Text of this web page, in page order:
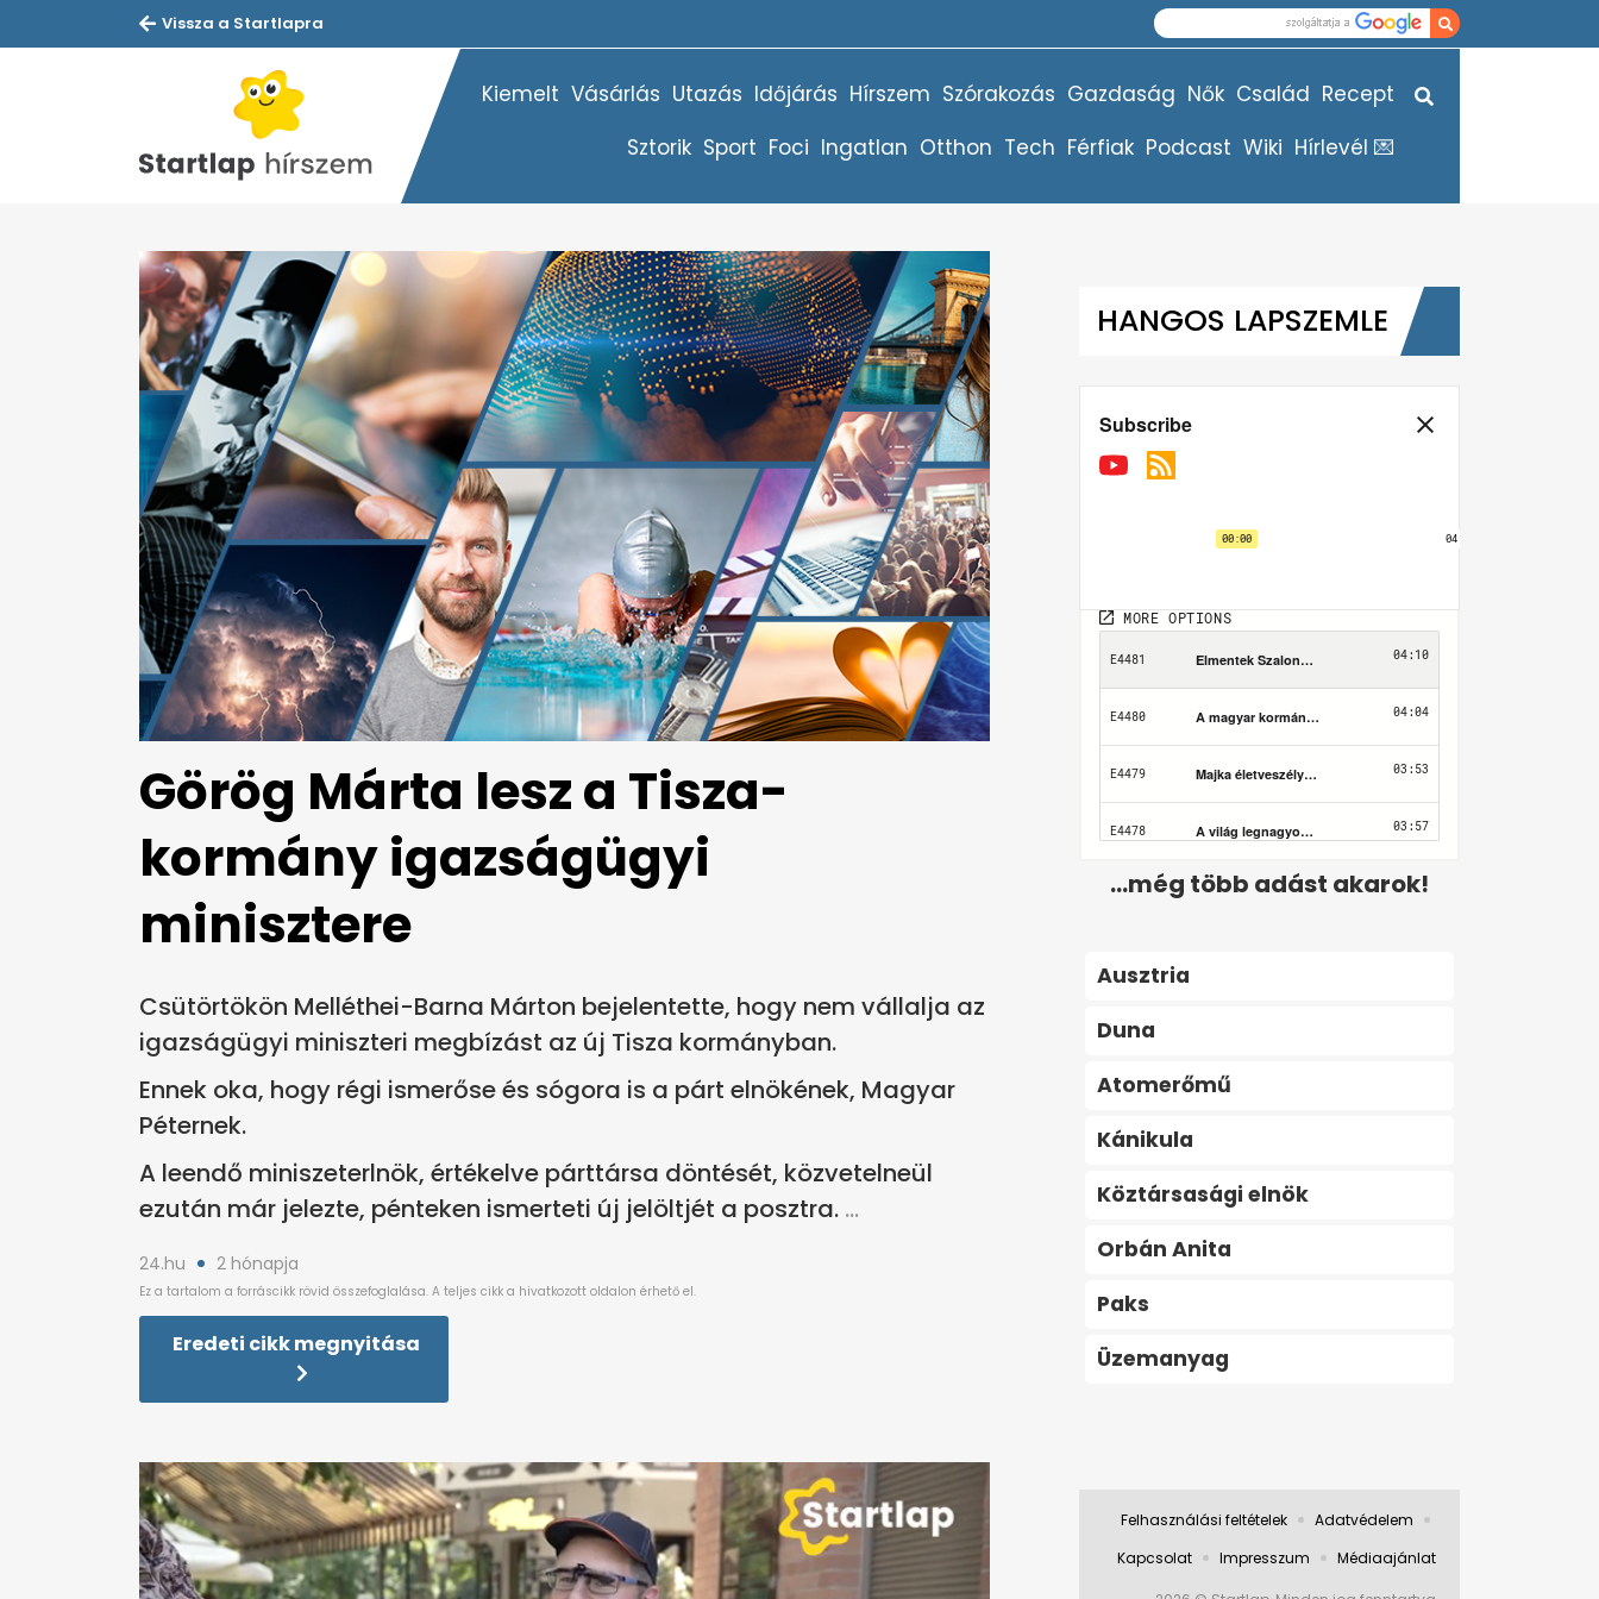
Vissza a Startlapra
Kiemelt Vásárlás Utazás Időjárás Hírszem Szórakozás Gazdaság Nők Család Recept
Sztorik Sport Foci Ingatlan Otthon Tech Férfiak Podcast Wiki Hírlevél 💌
Görög Márta lesz a Tisza-
kormány igazságügyi
minisztere
Csütörtökön Melléthei-Barna Márton bejelentette, hogy nem vállalja az
igazságügyi miniszteri megbízást az új Tisza kormányban.
Ennek oka, hogy régi ismerőse és sógora is a párt elnökének, Magyar
Péternek.
A leendő miniszeterlnök, értékelve párttársa döntését, közvetelneül
ezután már jelezte, pénteken ismerteti új jelöltjét a posztra.
24.hu 2 hónapja
Eredeti cikk megnyitása
HANGOS LAPSZEMLE
...még több adást akarok!
Ausztria
Duna
Atomerőmű
Kánikula
Köztársasági elnök
Orbán Anita
Paks
Üzemanyag
Felhasználási feltételek
Adatvédelem
Kapcsolat
Impresszum Médiaajánlat